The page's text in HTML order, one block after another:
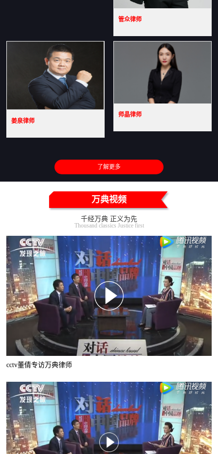
管众律师
姜泉律师
师晶律师
了解更多
万典视频
千经万典 正义为先
Thousand classics Justice first
cctv董倩专访万典律师